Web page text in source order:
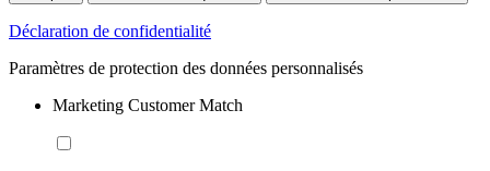
Déclaration de confidentialité
Paramètres de protection des données personnalisés
Marketing Customer Match